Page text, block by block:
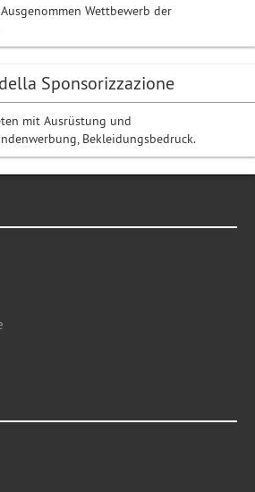
Wettbewerb der
Sponsorizzazione
mit Ausrüstung und
Bekleidungsbedruck.